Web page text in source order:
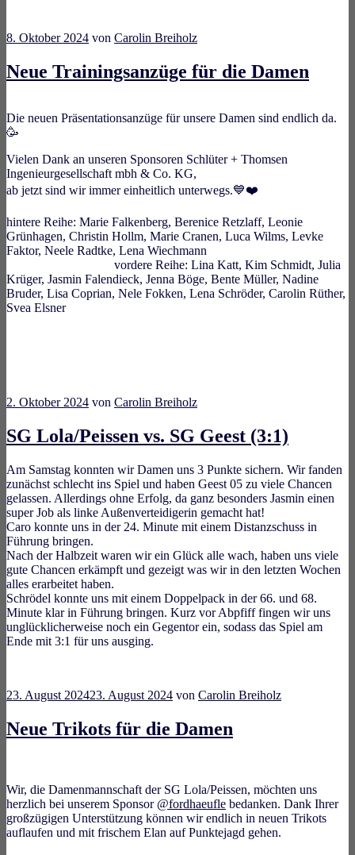
8. Oktober 2024 von Carolin Breiholz
Neue Trainingsanzüge für die Damen
Die neuen Präsentationsanzüge für unsere Damen sind endlich da.
🥳
Vielen Dank an unseren Sponsoren Schlüter + Thomsen
Ingenieurgesellschaft mbh & Co. KG,
ab jetzt sind wir immer einheitlich unterwegs.💙❤️
hintere Reihe: Marie Falkenberg, Berenice Retzlaff, Leonie
Grünhagen, Christin Hollm, Marie Cranen, Luca Wilms, Levke
Faktor, Neele Radtke, Lena Wiechmann
vordere Reihe: Lina Katt, Kim Schmidt, Julia
Krüger, Jasmin Falendieck, Jenna Böge, Bente Müller, Nadine
Bruder, Lisa Coprian, Nele Fokken, Lena Schröder, Carolin Rüther,
Svea Elsner
2. Oktober 2024 von Carolin Breiholz
SG Lola/Peissen vs. SG Geest (3:1)
Am Samstag konnten wir Damen uns 3 Punkte sichern. Wir fanden
zunächst schlecht ins Spiel und haben Geest 05 zu viele Chancen
gelassen. Allerdings ohne Erfolg, da ganz besonders Jasmin einen
super Job als linke Außenverteidigerin gemacht hat!
Caro konnte uns in der 24. Minute mit einem Distanzschuss in
Führung bringen.
Nach der Halbzeit waren wir ein Glück alle wach, haben uns viele
gute Chancen erkämpft und gezeigt was wir in den letzten Wochen
alles erarbeitet haben.
Schrödel konnte uns mit einem Doppelpack in der 66. und 68.
Minute klar in Führung bringen. Kurz vor Abpfiff fingen wir uns
unglücklicherweise noch ein Gegentor ein, sodass das Spiel am
Ende mit 3:1 für uns ausging.
23. August 202423. August 2024 von Carolin Breiholz
Neue Trikots für die Damen
Wir, die Damenmannschaft der SG Lola/Peissen, möchten uns
herzlich bei unserem Sponsor @fordhaeufle bedanken. Dank Ihrer
großzügigen Unterstützung können wir endlich in neuen Trikots
auflaufen und mit frischem Elan auf Punktejagd gehen.